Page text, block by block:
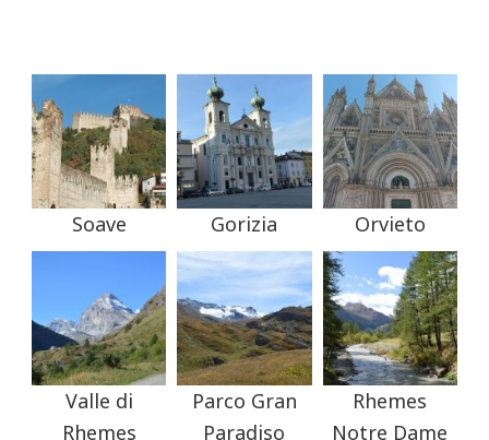
Soave Gorizia Orvieto
Valle di
Rhemes
Parco Gran
Paradiso
Rhemes
Notre Dame